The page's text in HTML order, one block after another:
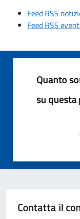
Feed RSS
Feed RSS
Quanto
su questa
Contatta il